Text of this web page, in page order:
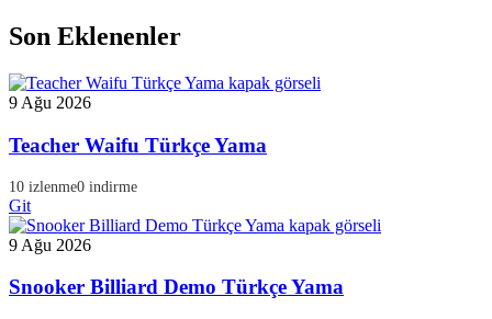
Son Eklenenler
9 Ağu 2026
Teacher Waifu Türkçe Yama
10 izlenme0 indirme
Git
9 Ağu 2026
Snooker Billiard Demo Türkçe Yama